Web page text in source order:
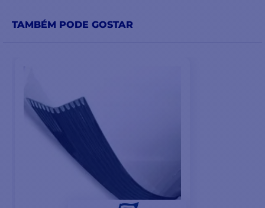
TAMBÉM PODE GOSTAR